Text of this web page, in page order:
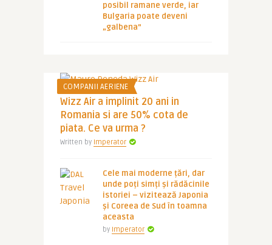
posibil ramane verde, iar
Bulgaria poate deveni
„galbena”
COMPANII AERIENE
Wizz Air a implinit 20 ani in
Romania si are 50% cota de
piata. Ce va urma ?
Written by Imperator
Cele mai moderne țări, dar
unde poți simți și rădăcinile
istoriei – vizitează Japonia
și Coreea de Sud în toamna
aceasta
by Imperator